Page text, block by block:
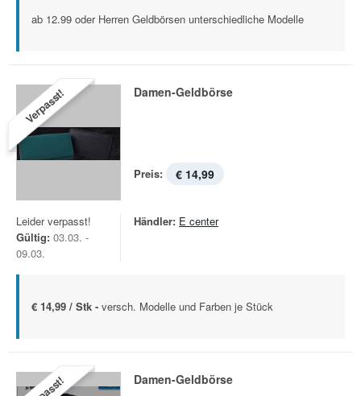
ab 12.99 oder Herren Geldbörsen unterschiedliche Modelle
Verpasst! Damen-Geldbörse
Preis: € 14,99
Leider verpasst!
Gültig: 03.03. -
09.03.
Händler: E center
€ 14,99 / Stk - versch. Modelle und Farben je Stück
Damen-Geldbörse